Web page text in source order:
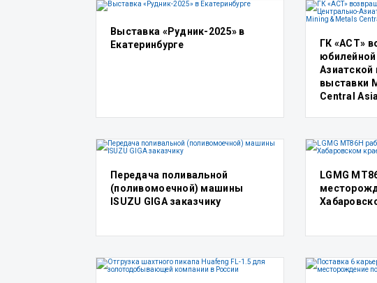
Выставка «Рудник-2025» в
Екатеринбурге
ГК «АСТ»
выставки
Central
Передача поливальной
(поливомоечной) машины
ISUZU GIGA заказчику
LGMG